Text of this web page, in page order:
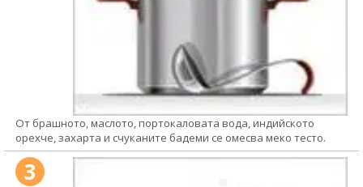
От брашното, маслото, портокаловата вода, индийското
орехче, захарта и счуканите бадеми се омесва меко тесто.
3